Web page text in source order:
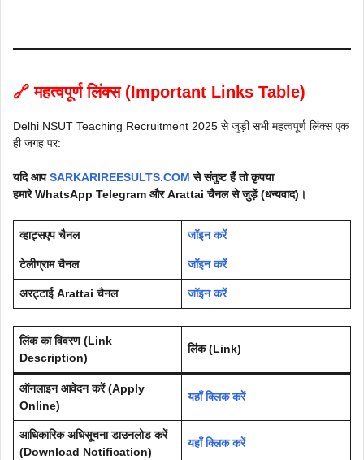
🔗 महत्वपूर्ण लिंक्स (Important Links Table)
Delhi NSUT Teaching Recruitment 2025 से जुड़ी सभी महत्वपूर्ण लिंक्स एक
ही जगह पर:
यदि आपSARKARIREESULTS.COM से संतुष्ट हैं तो कृपया
हमारे WhatsApp Telegram और Arattai चैनल से जुड़ें (धन्यवाद)।
व्हाट्सएप चैनल जॉइन करें
टेलीग्राम चैनल जॉइन करें
अरट्टाई Arattai चैनल जॉइन करें
लिंक का विवरण (Link
Description)
लिंक (Link)
ऑनलाइन आवेदन करें (Apply
Online)
यहाँ क्लिक करें
आधिकारिक अधिसूचना डाउनलोड करें
(Download Notification)
यहाँ क्लिक करें